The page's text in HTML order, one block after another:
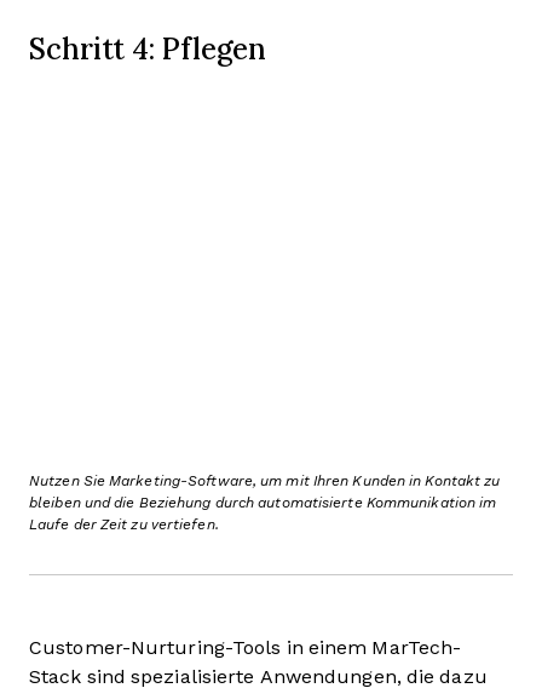
Schritt 4: Pflegen
Nutzen Sie Marketing-Software, um mit Ihren Kunden in Kontakt zu
bleiben und die Beziehung durch automatisierte Kommunikation im
Laufe der Zeit zu vertiefen.
Customer-Nurturing-Tools in einem MarTech-
Stack sind spezialisierte Anwendungen, die dazu